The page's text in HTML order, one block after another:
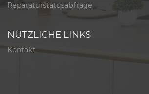
Reparaturstatusabfrage
NÜTZLICHE LINKS
Kontakt